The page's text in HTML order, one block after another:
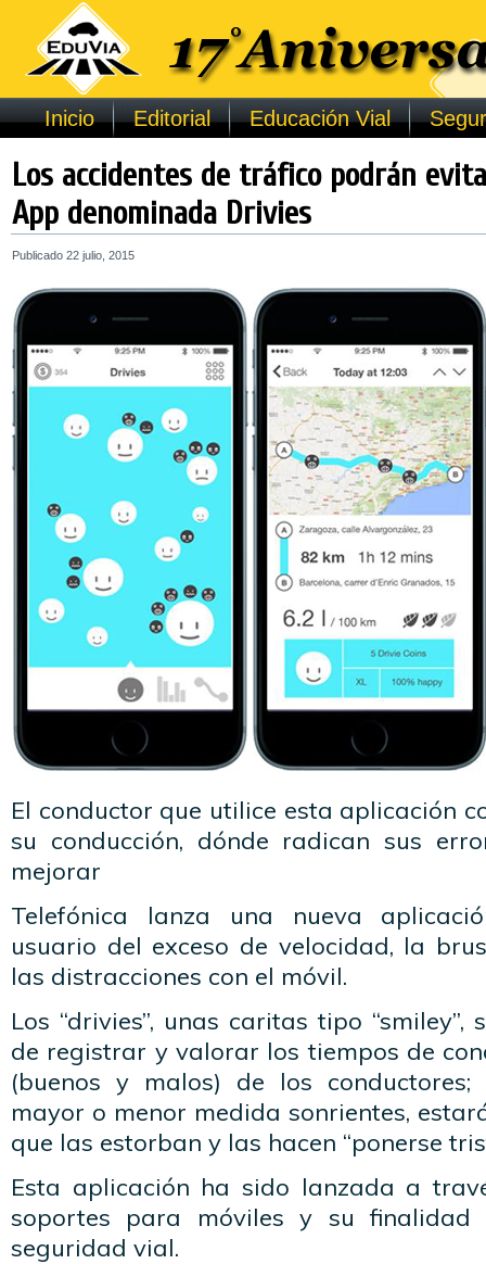
Inicio Editorial Educación Vial
Los accidentes de tráfico podrán
App denominada Drivies
Publicado 22 julio, 2015
El conductor que utilice esta aplicación
su conducción, dónde radican sus
mejorar
Telefónica lanza una nueva
usuario del exceso de velocidad, la
las distracciones con el móvil.
Los “drivies”, unas caritas tipo
de registrar y valorar los tiempos de
(buenos y malos) de los conductores;
mayor o menor medida sonrientes,
que las estorban y las hacen “ponerse
Esta aplicación ha sido lanzada a
soportes para móviles y su
seguridad vial.